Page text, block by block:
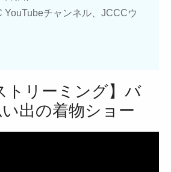
YouTubeチャンネル、JCCCウ
トリーミング】バ
出の着物ショー